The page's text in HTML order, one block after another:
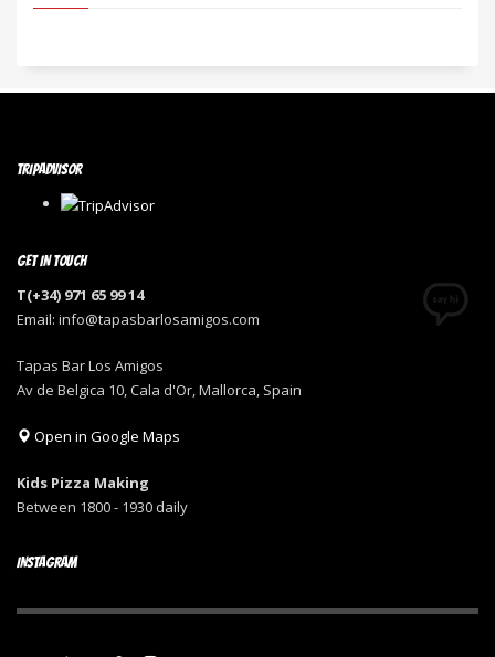
TRIPADVISOR
GET IN TOUCH
T(+34) 971 65 99 14
Email: info@tapasbarlosamigos.com
Tapas Bar Los Amigos
Av de Belgica 10, Cala d'Or, Mallorca, Spain
Open in Google Maps
Kids Pizza Making
Between 1800 - 1930 daily
INSTAGRAM